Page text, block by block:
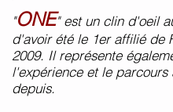
"ONE" est un clin d'oeil
d'avoir été le 1er affilié de
2009. Il représente
l'expérience et le parcours
depuis.